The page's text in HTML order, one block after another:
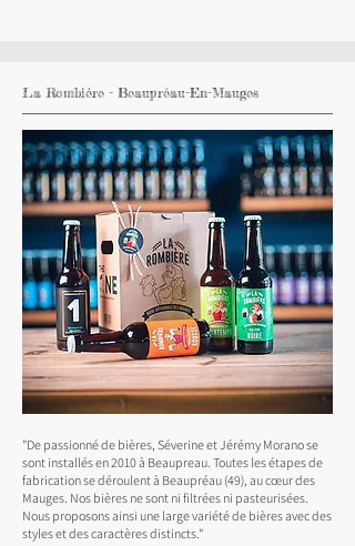
La Rombière - Beaupréau-En-Mauges
"De passionné de bières, Séverine et Jérémy Morano se
sont installés en 2010 à Beaupreau. Toutes les étapes de
fabrication se déroulent à Beaupréau (49), au cœur des
Mauges. Nos bières ne sont ni filtrées ni pasteurisées.
Nous proposons ainsi une large variété de bières avec des
styles et des caractères distincts."